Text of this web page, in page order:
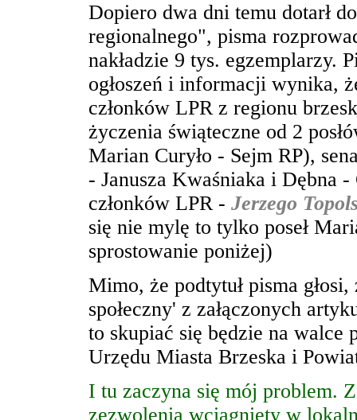
Dopiero dwa dni temu dotarł
regionalnego", pisma
nakładzie 9 tys. egzemplarzy.
ogłoszeń i informacji wynika,
członków LPR z regionu
życzenia świąteczne od 2
Marian Curyło - Sejm RP),
- Janusza Kwaśniaka i Dębna
członków LPR - Jerzego
się nie mylę to tylko poseł
sprostowanie poniżej)
Mimo, że podtytuł pisma
społeczny' z załączonych
to skupiać się będzie na
Urzędu Miasta Brzeska i
I tu zaczyna się mój problem.
zezwolenia wciągnięty w